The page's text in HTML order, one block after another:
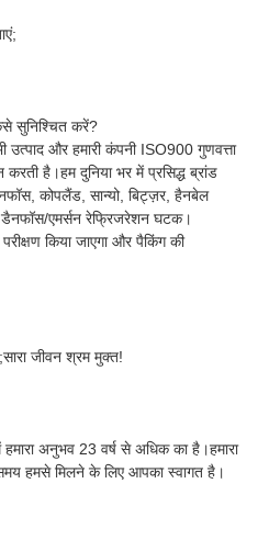
सुनिश्चित करें?
और हमारी कंपनी ISO900 गुणवत्ता
है।हम दुनिया भर में प्रसिद्ध ब्रांड
कोपलैंड, सान्यो, बिट्ज़र, हैनबेल
एमर्सन रेफ्रिजरेशन घटक।
किया जाएगा और पैकिंग की
जीवन श्रम मुक्त!
अनुभव 23 वर्ष से अधिक का है।हमारा
हमसे मिलने के लिए आपका स्वागत है।